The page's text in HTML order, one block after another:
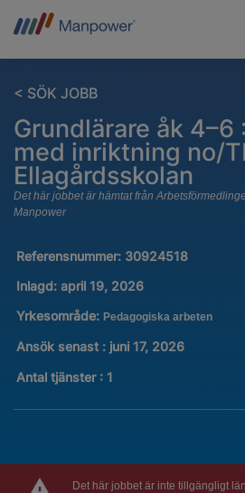
< SÖK JOBB
Grundlärare åk 4–6
med inriktning no/
Ellagårdsskolan
Det här jobbet är hämtat från
Manpower
Referensnummer: 30924518
Inlagd: april 19, 2026
Yrkesområde: Pedagogiska arbeten
Ansök senast : juni 17, 2026
Antal tjänster : 1
Det här jobbet är inte tillgängligt